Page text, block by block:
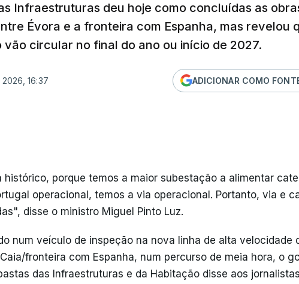
Infraestruturas deu hoje como concluídas as
Évora e a fronteira com Espanha, mas revelou
vão circular no final do ano ou início de 2027.
16:37 ADICIONAR COMO
histórico, porque temos a maior subestação a alimentar
operacional, temos a via operacional. Portanto, via e
disse o ministro Miguel Pinto Luz.
num veículo de inspeção na nova linha de alta velocidade
fronteira com Espanha, num percurso de meia hora, o
das Infraestruturas e da Habitação disse aos